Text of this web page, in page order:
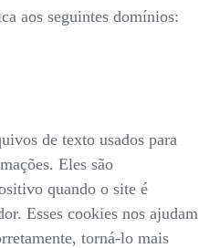
aos seguintes domínios:
de texto usados para
Eles são
quando o site é
Esses cookies nos ajudam
torná-lo mais